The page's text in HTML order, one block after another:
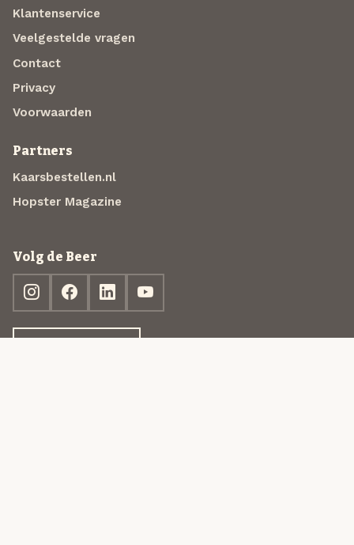
Klantenservice
Veelgestelde vragen
Contact
Privacy
Voorwaarden
Partners
Kaarsbestellen.nl
Hopster Magazine
Volg de Beer